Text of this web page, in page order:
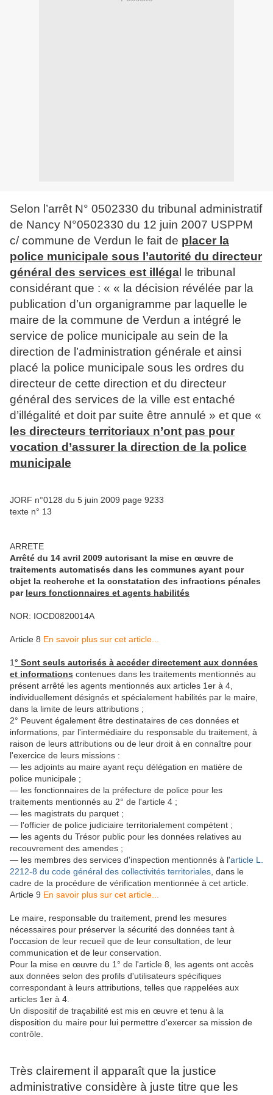
Selon l’arrêt N° 0502330 du tribunal administratif
de Nancy N°0502330 du 12 juin 2007 USPPM
c/ commune de Verdun le fait de placer la
police municipale sous l’autorité du directeur
général des services est illéga l le tribunal
considérant que : « « la décision révélée par la
publication d’un organigramme par laquelle le
maire de la commune de Verdun a intégré le
service de police municipale au sein de la
direction de l’administration générale et ainsi
placé la police municipale sous les ordres du
directeur de cette direction et du directeur
général des services de la ville est entaché
d’illégalité et doit par suite être annulé » et que «
les directeurs territoriaux n’ont pas pour
vocation d’assurer la direction de la police
municipale
JORF n°0128 du 5 juin 2009 page 9233
texte n° 13
ARRETE
Arrêté du 14 avril 2009 autorisant la mise en œuvre de
traitements automatisés dans les communes ayant pour
objet la recherche et la constatation des infractions pénales
par leurs fonctionnaires et agents habilités
NOR: IOCD0820014A
Article 8 En savoir plus sur cet article...
1° Sont seuls autorisés à accéder directement aux données
et informations contenues dans les traitements mentionnés au
présent arrêté les agents mentionnés aux articles 1er à 4,
individuellement désignés et spécialement habilités par le maire,
dans la limite de leurs attributions ;
2° Peuvent également être destinataires de ces données et
informations, par l'intermédiaire du responsable du traitement, à
raison de leurs attributions ou de leur droit à en connaître pour
l'exercice de leurs missions :
― les adjoints au maire ayant reçu délégation en matière de
police municipale ;
― les fonctionnaires de la préfecture de police pour les
traitements mentionnés au 2° de l'article 4 ;
― les magistrats du parquet ;
― l'officier de police judiciaire territorialement compétent ;
― les agents du Trésor public pour les données relatives au
recouvrement des amendes ;
― les membres des services d'inspection mentionnés à l'article L.
2212-8 du code général des collectivités territoriales , dans le
cadre de la procédure de vérification mentionnée à cet article.
Article 9 En savoir plus sur cet article...
Le maire, responsable du traitement, prend les mesures
nécessaires pour préserver la sécurité des données tant à
l'occasion de leur recueil que de leur consultation, de leur
communication et de leur conservation.
Pour la mise en œuvre du 1° de l'article 8, les agents ont accès
aux données selon des profils d'utilisateurs spécifiques
correspondant à leurs attributions, telles que rappelées aux
articles 1er à 4.
Un dispositif de traçabilité est mis en œuvre et tenu à la
disposition du maire pour lui permettre d'exercer sa mission de
contrôle.
Très clairement il apparaît que la justice
administrative considère à juste titre que les